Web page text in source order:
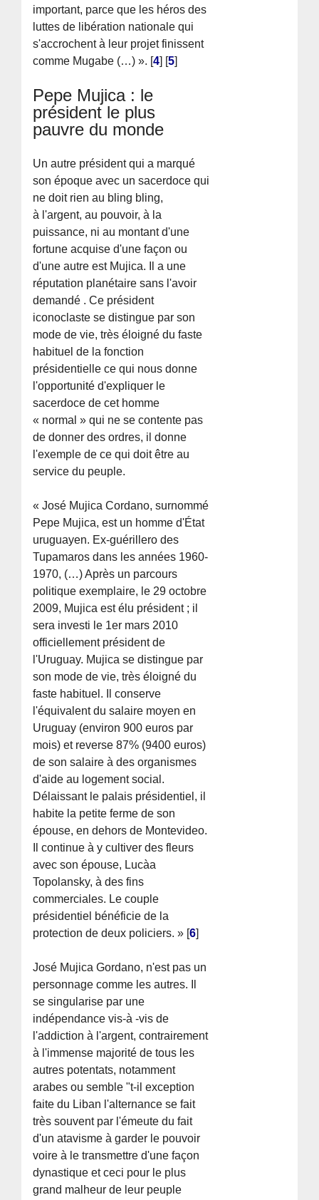
important, parce que les héros des
luttes de libération nationale qui
s'accrochent à leur projet finissent
comme Mugabe (…) ». [4] [5]
Pepe Mujica : le
président le plus
pauvre du monde
Un autre président qui a marqué
son époque avec un sacerdoce qui
ne doit rien au bling bling,
à l'argent, au pouvoir, à la
puissance, ni au montant d'une
fortune acquise d'une façon ou
d'une autre est Mujica. Il a une
réputation planétaire sans l'avoir
demandé . Ce président
iconoclaste se distingue par son
mode de vie, très éloigné du faste
habituel de la fonction
présidentielle ce qui nous donne
l'opportunité d'expliquer le
sacerdoce de cet homme
« normal » qui ne se contente pas
de donner des ordres, il donne
l'exemple de ce qui doit être au
service du peuple.
« José Mujica Cordano, surnommé
Pepe Mujica, est un homme d'État
uruguayen. Ex-guérillero des
Tupamaros dans les années 1960-
1970, (…) Après un parcours
politique exemplaire, le 29 octobre
2009, Mujica est élu président ; il
sera investi le 1er mars 2010
officiellement président de
l'Uruguay. Mujica se distingue par
son mode de vie, très éloigné du
faste habituel. Il conserve
l'équivalent du salaire moyen en
Uruguay (environ 900 euros par
mois) et reverse 87% (9400 euros)
de son salaire à des organismes
d'aide au logement social.
Délaissant le palais présidentiel, il
habite la petite ferme de son
épouse, en dehors de Montevideo.
Il continue à y cultiver des fleurs
avec son épouse, Lucà­a
Topolansky, à des fins
commerciales. Le couple
présidentiel bénéficie de la
protection de deux policiers. » [6]
José Mujica Gordano, n'est pas un
personnage comme les autres. Il
se singularise par une
indépendance vis-à -vis de
l'addiction à l'argent, contrairement
à l'immense majorité de tous les
autres potentats, notamment
arabes ou semble "t-il exception
faite du Liban l'alternance se fait
très souvent par l'émeute du fait
d'un atavisme à garder le pouvoir
voire à le transmettre d'une façon
dynastique et ceci pour le plus
grand malheur de leur peuple